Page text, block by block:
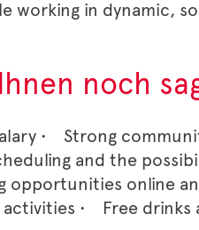
working in dynamic,
noch
• Strong
and the
opportunities online
activities • Free